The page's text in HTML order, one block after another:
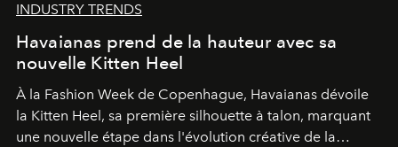
INDUSTRY TRENDS
Havaianas prend de la hauteur avec sa
nouvelle Kitten Heel
À la Fashion Week de Copenhague, Havaianas dévoile
la Kitten Heel, sa première silhouette à talon, marquant
une nouvelle étape dans l'évolution créative de la